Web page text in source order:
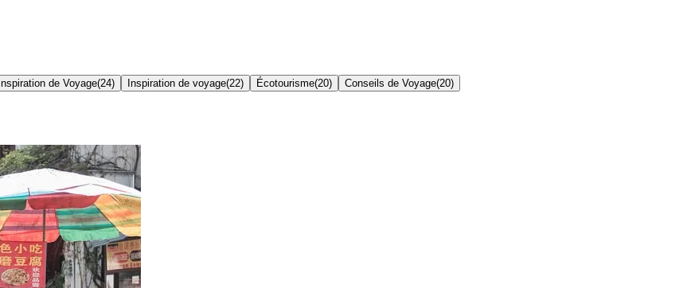
Inspiration de Voyage(24) Inspiration de voyage(22) Écotourisme(20) Conseils de Voyage(20)